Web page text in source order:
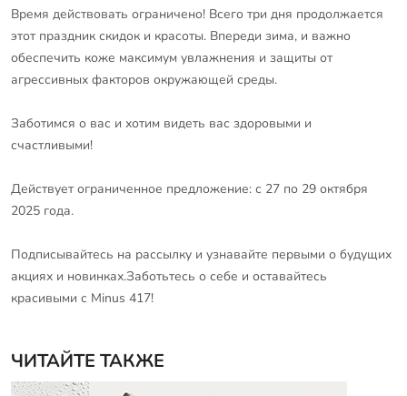
Время действовать ограничено! Всего три дня продолжается
этот праздник скидок и красоты. Впереди зима, и важно
обеспечить коже максимум увлажнения и защиты от
агрессивных факторов окружающей среды.
Заботимся о вас и хотим видеть вас здоровыми и
счастливыми!
Действует ограниченное предложение: с 27 по 29 октября
2025 года.
Подписывайтесь на рассылку и узнавайте первыми о будущих
акциях и новинках.Заботьтесь о себе и оставайтесь
красивыми с Minus 417!
ЧИТАЙТЕ ТАКЖЕ